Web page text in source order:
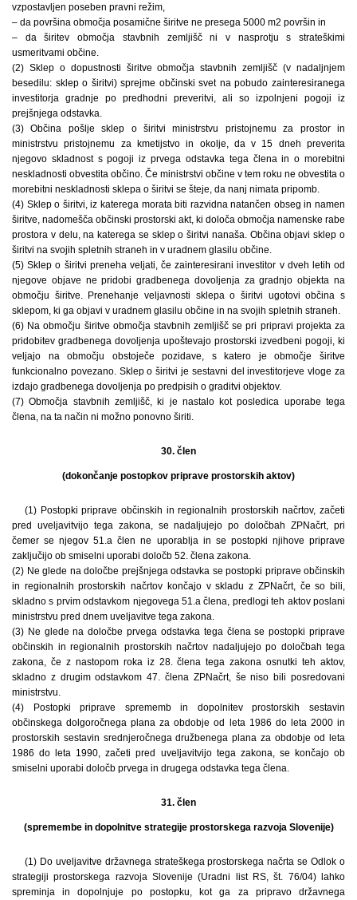
vzpostavljen poseben pravni režim,
– da površina območja posamične širitve ne presega 5000 m2 površin in
– da širitev območja stavbnih zemljišč ni v nasprotju s strateškimi
usmeritvami občine.
(2) Sklep o dopustnosti širitve območja stavbnih zemljišč (v nadaljnjem
besedilu: sklep o širitvi) sprejme občinski svet na pobudo zainteresiranega
investitorja gradnje po predhodni preveritvi, ali so izpolnjeni pogoji iz
prejšnjega odstavka.
(3) Občina pošlje sklep o širitvi ministrstvu pristojnemu za prostor in
ministrstvu pristojnemu za kmetijstvo in okolje, da v 15 dneh preverita
njegovo skladnost s pogoji iz prvega odstavka tega člena in o morebitni
neskladnosti obvestita občino. Če ministrstvi občine v tem roku ne obvestita o
morebitni neskladnosti sklepa o širitvi se šteje, da nanj nimata pripomb.
(4) Sklep o širitvi, iz katerega morata biti razvidna natančen obseg in namen
širitve, nadomešča občinski prostorski akt, ki določa območja namenske rabe
prostora v delu, na katerega se sklep o širitvi nanaša. Občina objavi sklep o
širitvi na svojih spletnih straneh in v uradnem glasilu občine.
(5) Sklep o širitvi preneha veljati, če zainteresirani investitor v dveh letih od
njegove objave ne pridobi gradbenega dovoljenja za gradnjo objekta na
območju širitve. Prenehanje veljavnosti sklepa o širitvi ugotovi občina s
sklepom, ki ga objavi v uradnem glasilu občine in na svojih spletnih straneh.
(6) Na območju širitve območja stavbnih zemljišč se pri pripravi projekta za
pridobitev gradbenega dovoljenja upoštevajo prostorski izvedbeni pogoji, ki
veljajo na območju obstoječe pozidave, s katero je območje širitve
funkcionalno povezano. Sklep o širitvi je sestavni del investitorjeve vloge za
izdajo gradbenega dovoljenja po predpisih o graditvi objektov.
(7) Območja stavbnih zemljišč, ki je nastalo kot posledica uporabe tega
člena, na ta način ni možno ponovno širiti.
30. člen
(dokončanje postopkov priprave prostorskih aktov)
(1) Postopki priprave občinskih in regionalnih prostorskih načrtov, začeti
pred uveljavitvijo tega zakona, se nadaljujejo po določbah ZPNačrt, pri
čemer se njegov 51.a člen ne uporablja in se postopki njihove priprave
zaključijo ob smiselni uporabi določb 52. člena zakona.
(2) Ne glede na določbe prejšnjega odstavka se postopki priprave občinskih
in regionalnih prostorskih načrtov končajo v skladu z ZPNačrt, če so bili,
skladno s prvim odstavkom njegovega 51.a člena, predlogi teh aktov poslani
ministrstvu pred dnem uveljavitve tega zakona.
(3) Ne glede na določbe prvega odstavka tega člena se postopki priprave
občinskih in regionalnih prostorskih načrtov nadaljujejo po določbah tega
zakona, če z nastopom roka iz 28. člena tega zakona osnutki teh aktov,
skladno z drugim odstavkom 47. člena ZPNačrt, še niso bili posredovani
ministrstvu.
(4) Postopki priprave sprememb in dopolnitev prostorskih sestavin
občinskega dolgoročnega plana za obdobje od leta 1986 do leta 2000 in
prostorskih sestavin srednjeročnega družbenega plana za obdobje od leta
1986 do leta 1990, začeti pred uveljavitvijo tega zakona, se končajo ob
smiselni uporabi določb prvega in drugega odstavka tega člena.
31. člen
(spremembe in dopolnitve strategije prostorskega razvoja Slovenije)
(1) Do uveljavitve državnega strateškega prostorskega načrta se Odlok o
strategiji prostorskega razvoja Slovenije (Uradni list RS, št. 76/04) lahko
spreminja in dopolnjuje po postopku, kot ga za pripravo državnega